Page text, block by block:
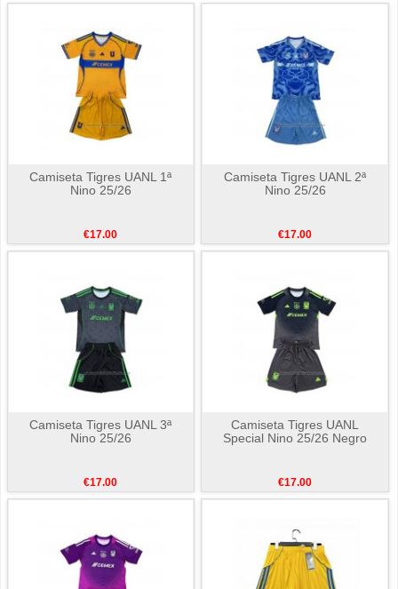
Camiseta Tigres UANL 1ª
Nino 25/26
€17.00
Camiseta Tigres UANL 2ª
Nino 25/26
€17.00
Camiseta Tigres UANL 3ª
Nino 25/26
€17.00
Camiseta Tigres UANL
Special Nino 25/26 Negro
€17.00